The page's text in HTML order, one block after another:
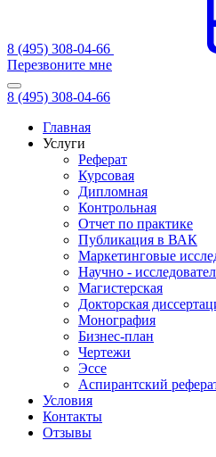
8 (495) 308-04-66
Перезвоните мне
8 (495) 308-04-66
Главная
Услуги
Реферат
Курсовая
Дипломная
Контрольная
Отчет по практике
Публикация в ВАК
Маркетинговые
Научно -
Магистерская
Докторская
Монография
Бизнес-план
Чертежи
Эссе
Аспирантский
Условия
Контакты
Отзывы